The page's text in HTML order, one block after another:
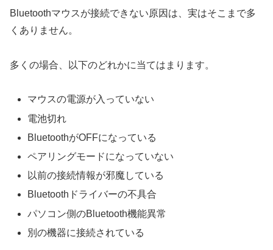
Bluetoothマウスが接続できない原因は、実はそこまで多
くありません。
多くの場合、以下のどれかに当てはまります。
マウスの電源が入っていない
電池切れ
BluetoothがOFFになっている
ペアリングモードになっていない
以前の接続情報が邪魔している
Bluetoothドライバーの不具合
パソコン側のBluetooth機能異常
別の機器に接続されている